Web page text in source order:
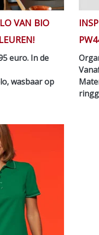
VAN BIO
euro. In de
wasbaar op